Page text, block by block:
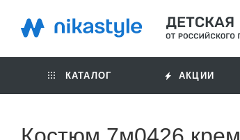
КАТАЛОГ АКЦИИ